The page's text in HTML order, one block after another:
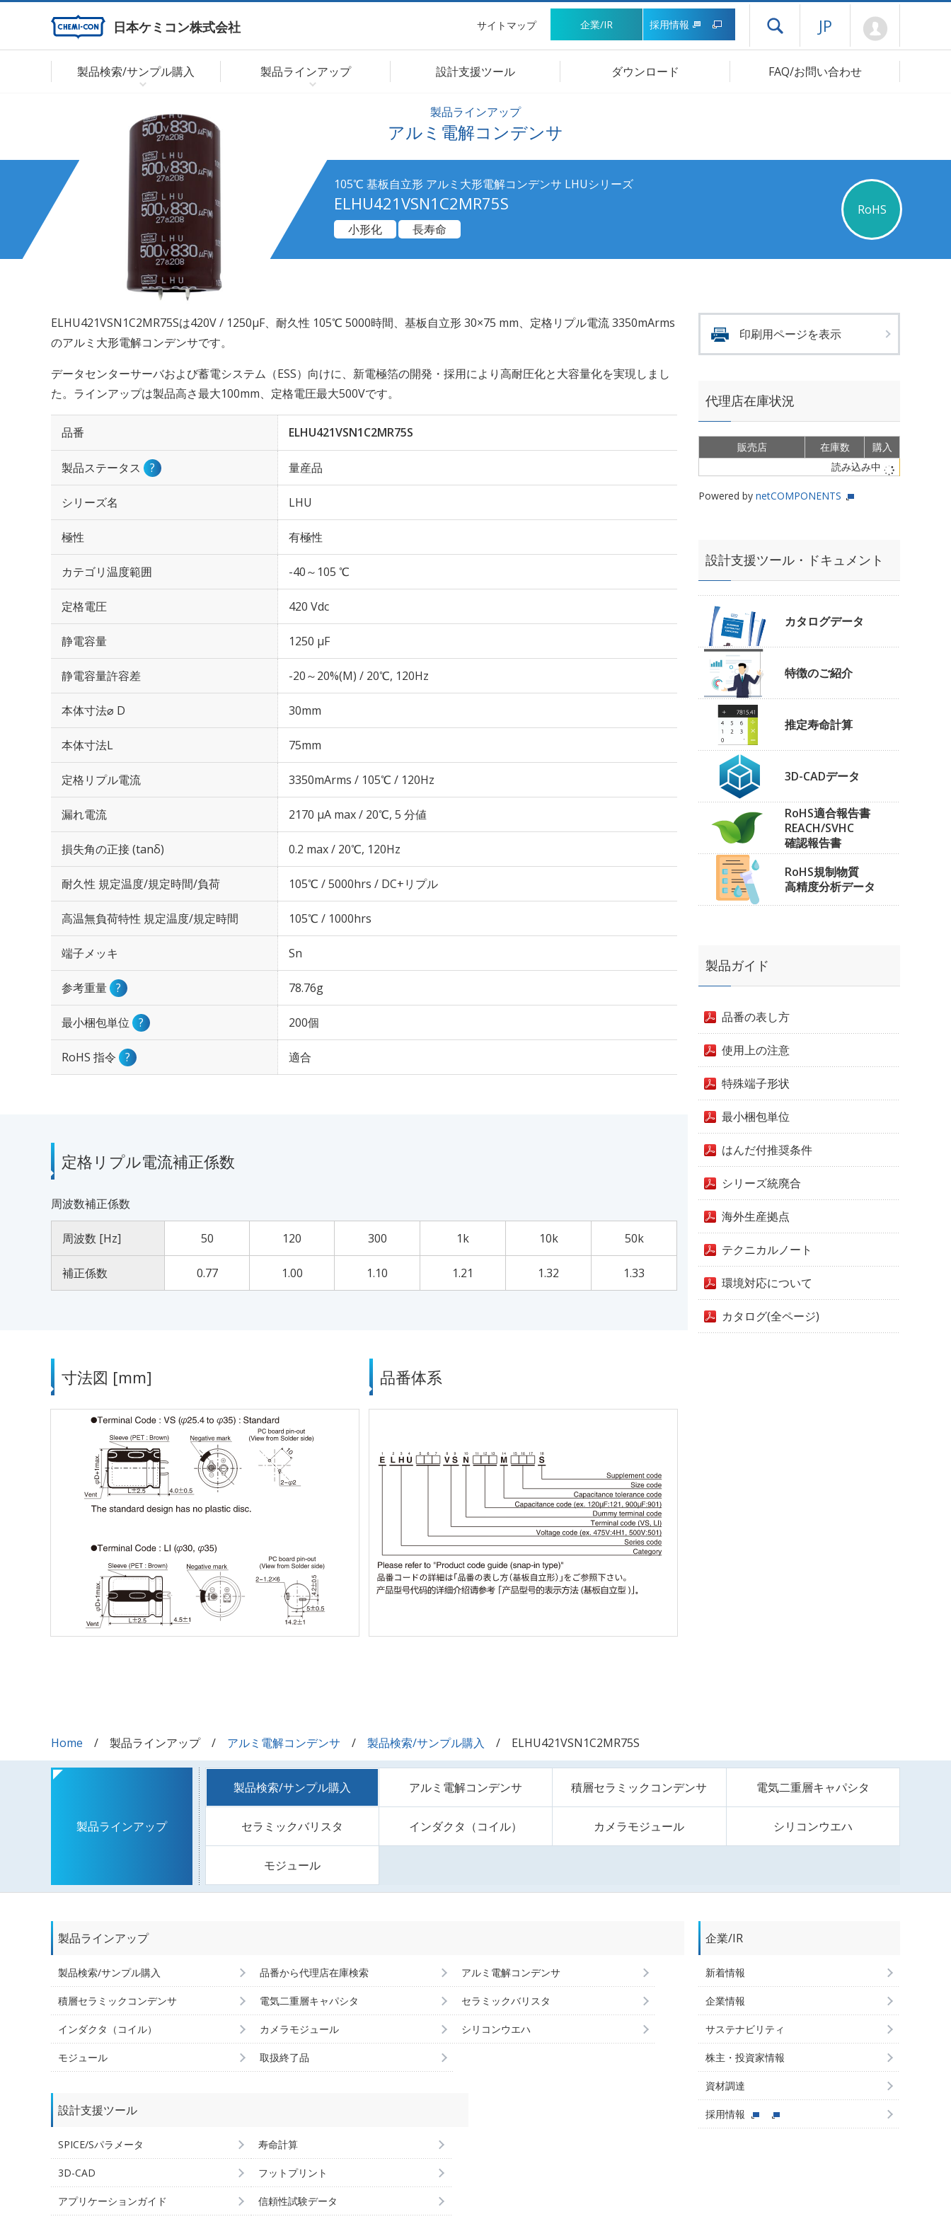
日本ケミコン株式会社 サイトマップ 企業/IR 採用情報 ドロワーメニューを開く
JP
製品検索/サンプル購入 製品ラインアップ 設計支援ツール ダウンロード FAQ/お問い合わせ
製品ラインアップ
アルミ電解コンデンサ
105℃ 基板自立形 アルミ大形電解コンデンサ LHUシリーズ
ELHU421VSN1C2MR75S
RoHS
小形化
長寿命
ELHU421VSN1C2MR75Sは420V / 1250µF、耐久性 105℃ 5000時間、基板自立形 30×75 mm、定格リプル電流 3350mArms
のアルミ大形電解コンデンサです。
データセンターサーバおよび蓄電システム（ESS）向けに、新電極箔の開発・採用により高耐圧化と大容量化を実現しまし
た。ラインアップは製品高さ最大100mm、定格電圧最大500Vです。
品番 ELHU421VSN1C2MR75S
製品ステータス ? 量産品
シリーズ名 LHU
極性 有極性
カテゴリ温度範囲 -40～105 ℃
定格電圧 420 Vdc
静電容量 1250 µF
静電容量許容差 -20～20%(M) / 20℃, 120Hz
本体寸法⌀ D 30mm
本体寸法L 75mm
定格リプル電流 3350mArms / 105℃ / 120Hz
漏れ電流 2170 μA max / 20℃, 5 分値
損失角の正接 (tanδ) 0.2 max / 20℃, 120Hz
耐久性 規定温度/規定時間/負荷 105℃ / 5000hrs / DC+リプル
高温無負荷特性 規定温度/規定時間 105℃ / 1000hrs
端子メッキ Sn
参考重量 ? 78.76g
最小梱包単位 ? 200個
RoHS 指令 ? 適合
定格リプル電流補正係数
周波数補正係数
周波数 [Hz] 50 120 300 1k 10k 50k
補正係数 0.77 1.00 1.10 1.21 1.32 1.33
寸法図 [mm] 品番体系
印刷用ページを表示
代理店在庫状況
販売店 在庫数
購入
読み込み中
Powered by netCOMPONENTS
設計支援ツール・ドキュメント
カタログデータ
特徴のご紹介
推定寿命計算
3D-CADデータ
RoHS適合報告書
REACH/SVHC
確認報告書
RoHS規制物質
高精度分析データ
製品ガイド
品番の表し方
使用上の注意
特殊端子形状
最小梱包単位
はんだ付推奨条件
シリーズ統廃合
海外生産拠点
テクニカルノート
環境対応について
カタログ(全ページ)
Home 製品ラインアップ アルミ電解コンデンサ 製品検索/サンプル購入 ELHU421VSN1C2MR75S
製品ラインアップ
製品検索/サンプル購入 アルミ電解コンデンサ 積層セラミックコンデンサ 電気二重層キャパシタ
セラミックバリスタ インダクタ（コイル） カメラモジュール シリコンウエハ
モジュール
製品ラインアップ
製品検索/サンプル購入 品番から代理店在庫検索 アルミ電解コンデンサ
積層セラミックコンデンサ 電気二重層キャパシタ セラミックバリスタ
インダクタ（コイル） カメラモジュール シリコンウエハ
モジュール 取扱終了品
設計支援ツール
SPICE/Sパラメータ 寿命計算
3D-CAD フットプリント
アプリケーションガイド 信頼性試験データ
企業/IR
新着情報
企業情報
サステナビリティ
株主・投資家情報
資材調達
採用情報